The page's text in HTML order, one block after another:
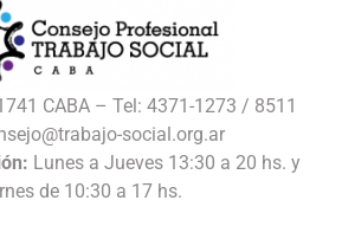
CABA – Tel: 4371-1273 / 8511
social.org.ar
Lunes a Jueves 13:30 a 20 hs. y
de 10:30 a 17 hs.